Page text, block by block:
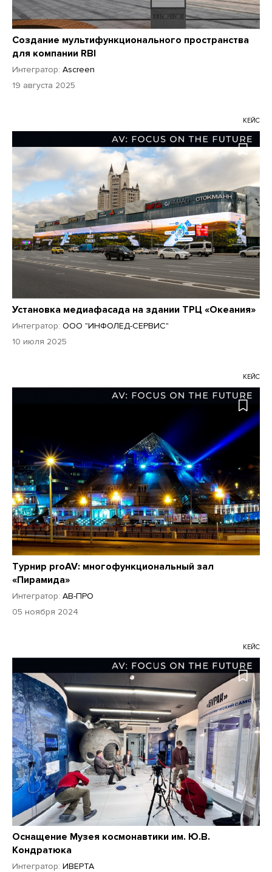
Создание мультифункционального пространства
для компании RBI
Интегратор: Ascreen
19 августа 2025
КЕЙС
Установка медиафасада на здании ТРЦ «Океания»
Интегратор: ООО "ИНФОЛЕД-СЕРВИС"
10 июля 2025
КЕЙС
Турнир proAV: многофункциональный зал
«Пирамида»
Интегратор: АВ-ПРО
05 ноября 2024
КЕЙС
Оснащение Музея космонавтики им. Ю.В.
Кондратюка
Интегратор: ИВЕРТА